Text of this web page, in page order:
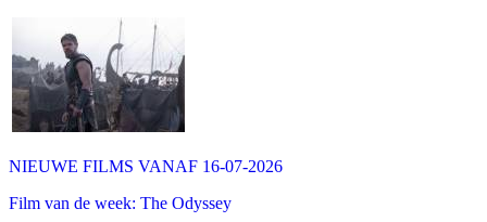
NIEUWE FILMS VANAF 16-07-2026
Film van de week: The Odyssey